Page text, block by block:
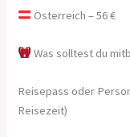
Österreich – 56 €
Was solltest du
Reisepass oder
Reisezeit)